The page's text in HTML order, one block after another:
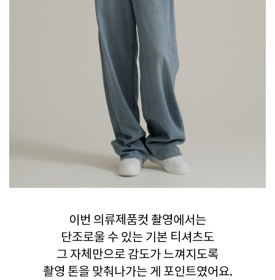
이번 의류제품컷 촬영에서는
단조로울 수 있는 기본 티셔츠도
그 자체만으로 감도가 느껴지도록
촬영 톤을 맞춰나가는 게 포인트였어요.